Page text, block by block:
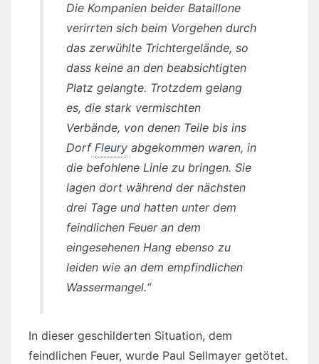
Die Kompanien beider Bataillone
verirrten sich beim Vorgehen durch
das zerwühlte Trichtergelände, so
dass keine an den beabsichtigten
Platz gelangte. Trotzdem gelang
es, die stark vermischten
Verbände, von denen Teile bis ins
Dorf Fleury abgekommen waren, in
die befohlene Linie zu bringen. Sie
lagen dort während der nächsten
drei Tage und hatten unter dem
feindlichen Feuer an dem
eingesehenen Hang ebenso zu
leiden wie an dem empfindlichen
Wassermangel.“
In dieser geschilderten Situation, dem
feindlichen Feuer, wurde Paul Sellmayer getötet.